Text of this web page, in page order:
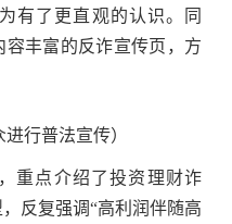
有了更直观的认识。同
丰富的反诈宣传页，方
行普法宣传）
重点介绍了投资理财诈
反复强调“高利润伴随高